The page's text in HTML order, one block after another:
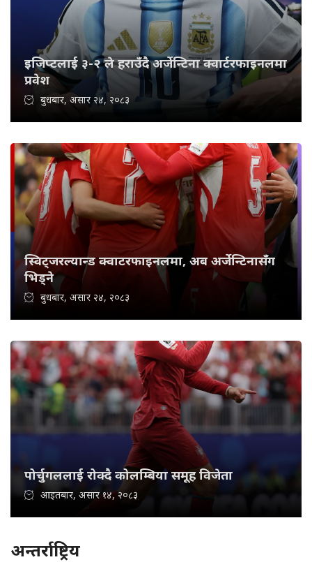
इजिप्टलाई ३-२ ले हराउँदै अर्जेन्टिना क्वार्टरफाइनलमा
प्रवेश
बुधबार, असार २४, २०८३
स्विट्जरल्यान्ड क्वाटरफाइनलमा, अब अर्जेन्टिनासँग
भिड्ने
बुधबार, असार २४, २०८३
पोर्चुगललाई रोक्दै कोलम्बिया समूह विजेता
आइतबार, असार १४, २०८३
अन्तर्राष्ट्रिय